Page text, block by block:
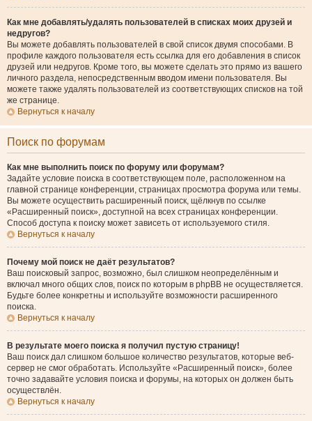
Как мне добавлять/удалять пользователей в списках моих друзей и
недругов?
Вы можете добавлять пользователей в свой список двумя способами. В
профиле каждого пользователя есть ссылка для его добавления в список
друзей или недругов. Кроме того, вы можете сделать это прямо из вашего
личного раздела, непосредственным вводом имени пользователя. Вы
можете также удалять пользователей из соответствующих списков на той
же странице.
Вернуться к началу
Поиск по форумам
Как мне выполнить поиск по форуму или форумам?
Задайте условие поиска в соответствующем поле, расположенном на
главной странице конференции, страницах просмотра форума или темы.
Вы можете осуществить расширенный поиск, щёлкнув по ссылке
«Расширенный поиск», доступной на всех страницах конференции.
Способ доступа к поиску может зависеть от используемого стиля.
Вернуться к началу
Почему мой поиск не даёт результатов?
Ваш поисковый запрос, возможно, был слишком неопределённым и
включал много общих слов, поиск по которым в phpBB не осуществляется.
Будьте более конкретны и используйте возможности расширенного
поиска.
Вернуться к началу
В результате моего поиска я получил пустую страницу!
Ваш поиск дал слишком большое количество результатов, которые веб-
сервер не смог обработать. Используйте «Расширенный поиск», более
точно задавайте условия поиска и форумы, на которых он должен быть
осуществлён.
Вернуться к началу